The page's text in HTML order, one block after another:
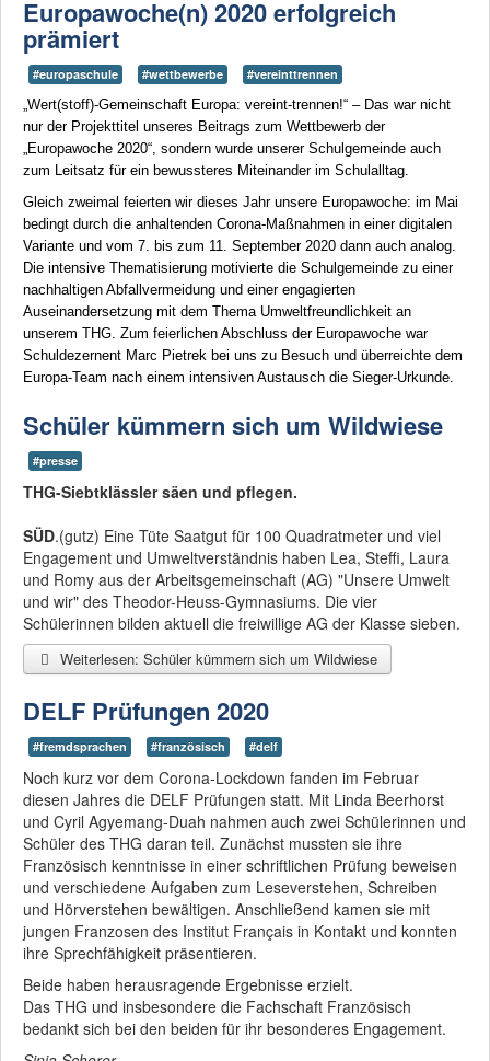
Europawoche(n) 2020 erfolgreich
prämiert
#europaschule #wettbewerbe
#vereinttrennen
„Wert(stoff)-Gemeinschaft Europa: vereint-trennen!“ – Das war nicht
nur der Projekttitel unseres Beitrags zum Wettbewerb der
„Europawoche 2020“, sondern wurde unserer Schulgemeinde auch
zum Leitsatz für ein bewussteres Miteinander im Schulalltag.
Gleich zweimal feierten wir dieses Jahr unsere Europawoche: im Mai
bedingt durch die anhaltenden Corona-Maßnahmen in einer digitalen
Variante und vom 7. bis zum 11. September 2020 dann auch analog.
Die intensive Thematisierung motivierte die Schulgemeinde zu einer
nachhaltigen Abfallvermeidung und einer engagierten
Auseinandersetzung mit dem Thema Umweltfreundlichkeit an
unserem THG. Zum feierlichen Abschluss der Europawoche war
Schuldezernent Marc Pietrek bei uns zu Besuch und überreichte dem
Europa-Team nach einem intensiven Austausch die Sieger-Urkunde.
Schüler kümmern sich um Wildwiese
#presse
THG-Siebtklässler säen und pflegen.
SÜD.(gutz) Eine Tüte Saatgut für 100 Quadratmeter und viel
Engagement und Umweltverständnis haben Lea, Steffi, Laura
und Romy aus der Arbeitsgemeinschaft (AG) "Unsere Umwelt
und wir" des Theodor-Heuss-Gymnasiums. Die vier
Schülerinnen bilden aktuell die freiwillige AG der Klasse sieben.
Weiterlesen: Schüler kümmern sich um Wildwiese
DELF Prüfungen 2020
#fremdsprachen #französisch #delf
Noch kurz vor dem Corona-Lockdown fanden im Februar
diesen Jahres die DELF Prüfungen statt. Mit Linda Beerhorst
und Cyril Agyemang-Duah nahmen auch zwei Schülerinnen und
Schüler des THG daran teil. Zunächst mussten sie ihre
Französisch kenntnisse in einer schriftlichen Prüfung beweisen
und verschiedene Aufgaben zum Leseverstehen, Schreiben
und Hörverstehen bewältigen. Anschließend kamen sie mit
jungen Franzosen des Institut Français in Kontakt und konnten
ihre Sprechfähigkeit präsentieren.
Beide haben herausragende Ergebnisse erzielt.
Das THG und insbesondere die Fachschaft Französisch
bedankt sich bei den beiden für ihr besonderes Engagement.